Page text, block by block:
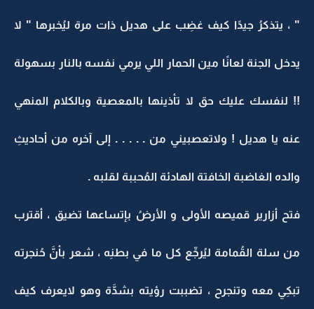
" ، يتذكرُ جيدًا كيف غضِب على هديل ذات مرة ليُخبرها " لا
يدخل الجنة لعانًا مين الحمار اللي يرمي نفسه بالنار بسهولة
!! لنفسك عليك حق لا تأذينها بالمعصية وبالكلام المنهي
عنه يا هديل ! ولاتعصبيني من . . . . . إلى آخره من أحاديثِ
والده الغاضبة الخافتة الهادئة المُحببة لقلبه .
فتح أزارير قميصه الأولى و الأرضُ بإتساعها تضيق ، أقترب
من سلة القُمامة ليُرجِّع كل ما في بطنِه ، شعر بأنَّ حُنجرته
تبكِي معه وتنجرح ، تضببت رؤيته بشدَّة وهو لايعرف كيف